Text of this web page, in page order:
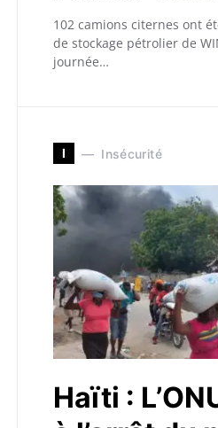
102 camions citernes ont
de stockage pétrolier de
journée…
I Insécurité
Haïti :